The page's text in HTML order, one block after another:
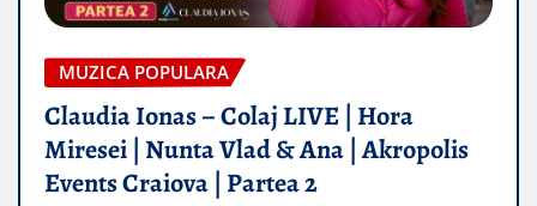
MUZICA POPULARA
Claudia Ionas – Colaj LIVE | Hora
Miresei | Nunta Vlad & Ana | Akropolis
Events Craiova | Partea 2